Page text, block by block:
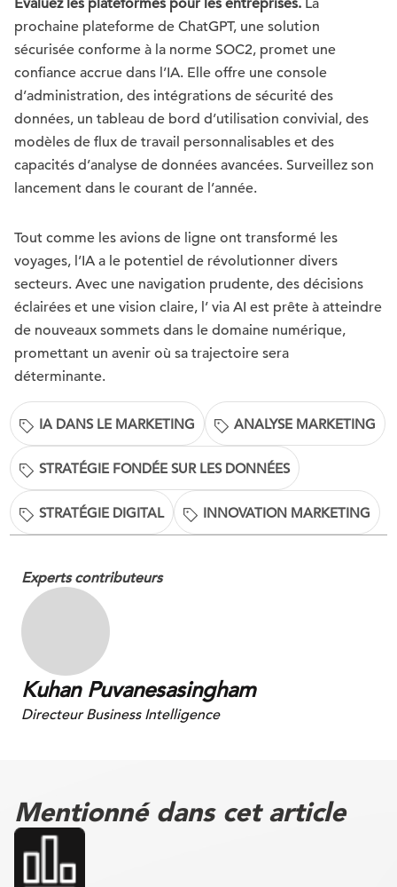
Évaluez les plateformes pour les entreprises. La
prochaine plateforme de ChatGPT, une solution
sécurisée conforme à la norme SOC2, promet une
confiance accrue dans l’IA. Elle offre une console
d’administration, des intégrations de sécurité des
données, un tableau de bord d’utilisation convivial, des
modèles de flux de travail personnalisables et des
capacités d’analyse de données avancées. Surveillez son
lancement dans le courant de l’année.
Tout comme les avions de ligne ont transformé les
voyages, l’IA a le potentiel de révolutionner divers
secteurs. Avec une navigation prudente, des décisions
éclairées et une vision claire, l’ via AI est prête à atteindre
de nouveaux sommets dans le domaine numérique,
promettant un avenir où sa trajectoire sera
déterminante.
IA DANS LE MARKETING ANALYSE MARKETING
STRATÉGIE FONDÉE SUR LES DONNÉES
STRATÉGIE DIGITAL INNOVATION MARKETING
Experts contributeurs
Kuhan Puvanesasingham
Directeur Business Intelligence
Mentionné dans cet article